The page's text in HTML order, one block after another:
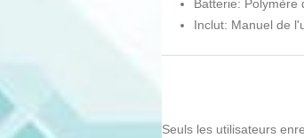
Batterie: Polymère
Inclut: Manuel de
Seuls les utilisateurs